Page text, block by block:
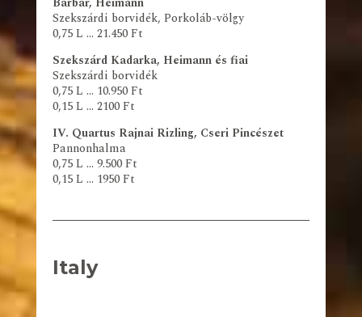
Szekszárdi borvidék, Porkoláb-völgy
0,75 L … 21.450 Ft
Szekszárd Kadarka, Heimann és fiai
Szekszárdi borvidék
0,75 L … 10.950 Ft
0,15 L … 2100 Ft
IV. Quartus Rajnai Rizling, Cseri Pincészet
Pannonhalma
0,75 L … 9.500 Ft
0,15 L … 1950 Ft
Italy